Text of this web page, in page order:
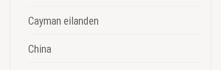
Cayman eilanden
China